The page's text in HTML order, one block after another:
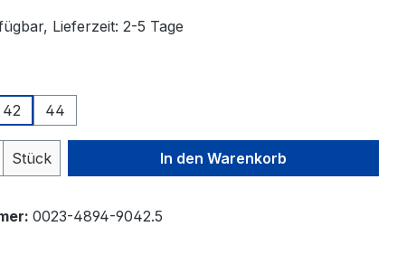
Lieferzeit: 2-5 Tage
42 44
Anzahl: Gib den gewünschten Wert
Stück In den Warenkorb
0023-4894-9042.5